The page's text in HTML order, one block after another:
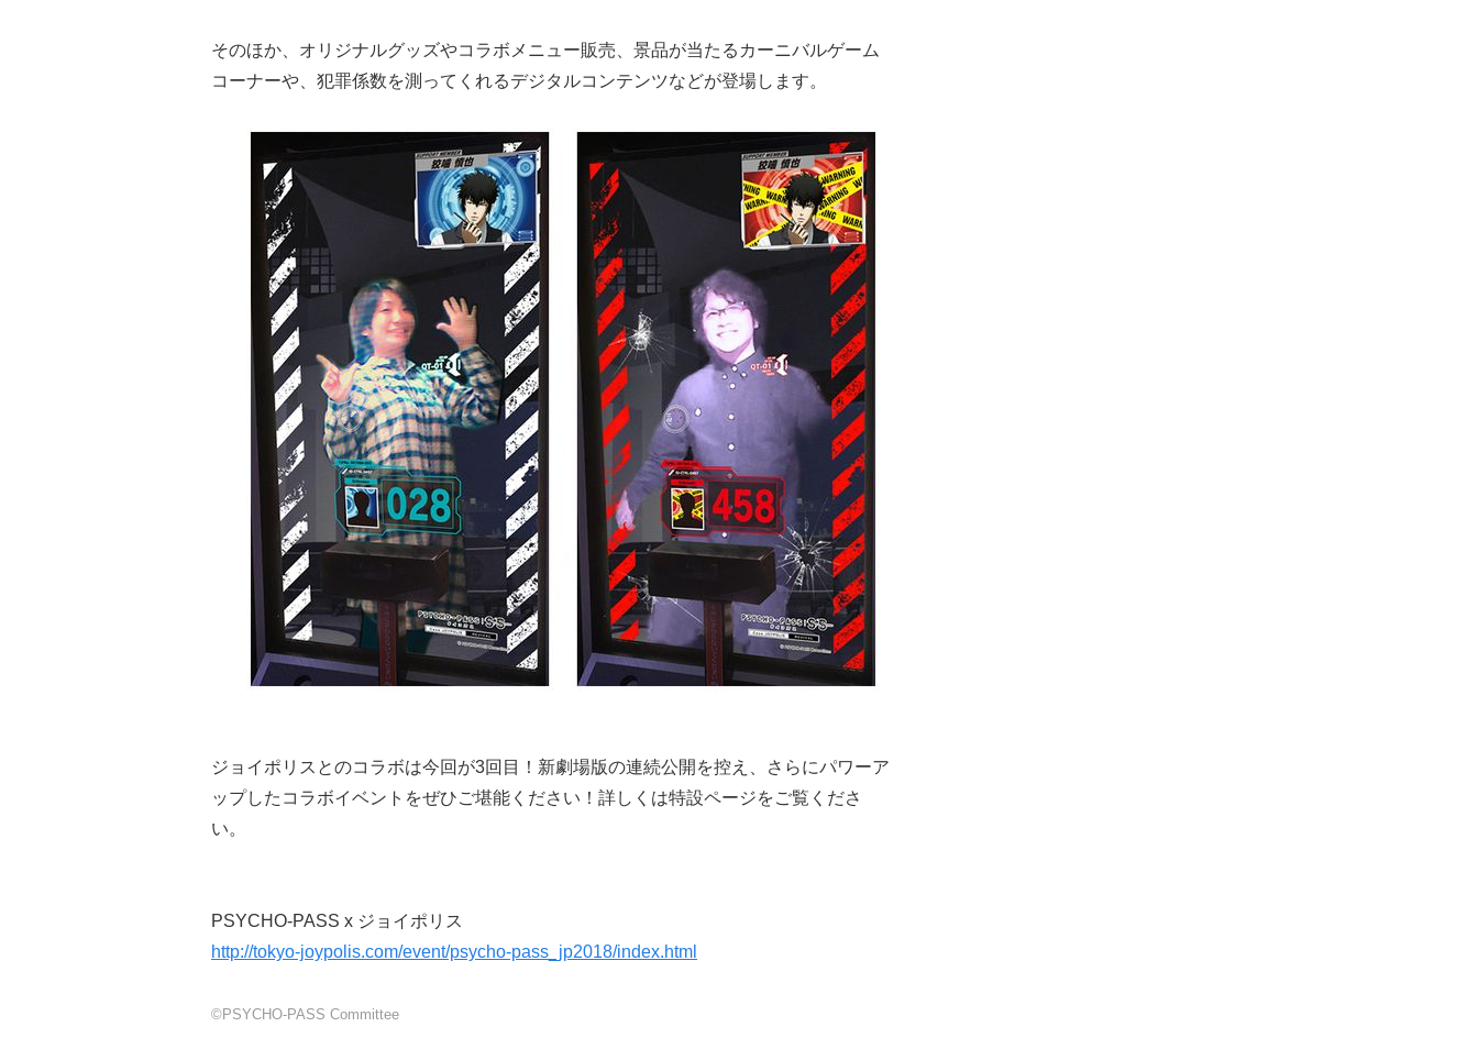
そのほか、オリジナルグッズやコラボメニュー販売、景品が当たるカーニバルゲーム
コーナーや、犯罪係数を測ってくれるデジタルコンテンツなどが登場します。
ジョイポリスとのコラボは今回が3回目！新劇場版の連続公開を控え、さらにパワーア
ップしたコラボイベントをぜひご堪能ください！詳しくは特設ページをご覧くださ
い。
PSYCHO-PASS x ジョイポリス
http://tokyo-joypolis.com/event/psycho-pass_jp2018/index.html
©PSYCHO-PASS Committee